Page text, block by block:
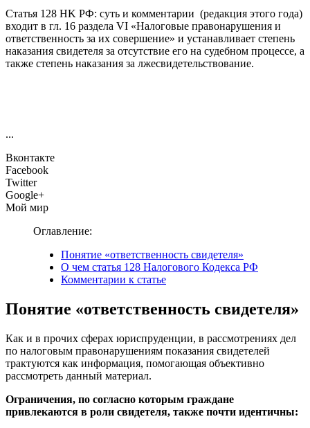
Статья 128 HK РФ: суть и комментарии (редакция этого года)
входит в гл. 16 раздела VI «Налоговые правонарушения и
ответственность за их совершение» и устанавливает степень
наказания свидетеля за отсутствие его на судебном процессе, а
также степень наказания за лжесвидетельствование.
...
Вконтакте
Facebook
Twitter
Google+
Мой мир
Оглавление:
Понятие «ответственность свидетеля»
О чем статья 128 Налогового Кодекса РФ
Комментарии к статье
Понятие «ответственность свидетеля»
Как и в прочих сферах юриспруденции, в рассмотрениях дел
по налоговым правонарушениям показания свидетелей
трактуются как информация, помогающая объективно
рассмотреть данный материал.
Ограничения, по согласно которым граждане
привлекаются в роли свидетеля, также почти идентичны: